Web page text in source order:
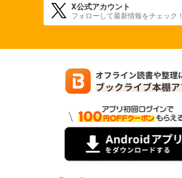
X公式アカウント
フォローして最新情報をチェック！